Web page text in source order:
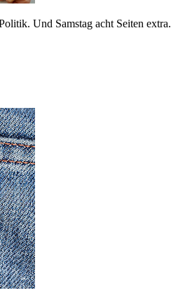
Und Samstag acht Seiten extra.